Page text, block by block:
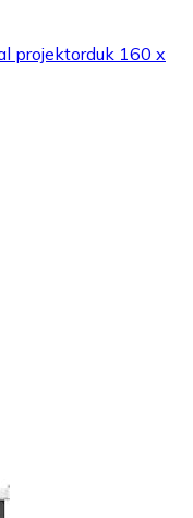
projektorduk 160 x